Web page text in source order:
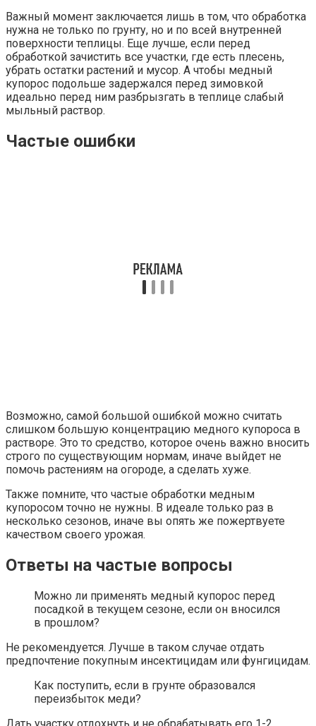
Важный момент заключается лишь в том, что обработка
нужна не только по грунту, но и по всей внутренней
поверхности теплицы. Еще лучше, если перед
обработкой зачистить все участки, где есть плесень,
убрать остатки растений и мусор. А чтобы медный
купорос подольше задержался перед зимовкой
идеально перед ним разбрызгать в теплице слабый
мыльный раствор.
Частые ошибки
Возможно, самой большой ошибкой можно считать
слишком большую концентрацию медного купороса в
растворе. Это то средство, которое очень важно вносить
строго по существующим нормам, иначе выйдет не
помочь растениям на огороде, а сделать хуже.
Также помните, что частые обработки медным
купоросом точно не нужны. В идеале только раз в
несколько сезонов, иначе вы опять же пожертвуете
качеством своего урожая.
Ответы на частые вопросы
Можно ли применять медный купорос перед
посадкой в текущем сезоне, если он вносился
в прошлом?
Не рекомендуется. Лучше в таком случае отдать
предпочтение покупным инсектицидам или фунгицидам.
Как поступить, если в грунте образовался
переизбыток меди?